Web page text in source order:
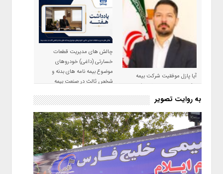
آیا پازل موفقیت شرکت بیمه
حکمت صبا در سال ۱۴۰۵ کامل می
شود؟!
چالش های مدیریت قطعات
خسارتی (داغی) خودروهای
موضوع بیمه نامه های بدنه و
شخص ثالث در صنعت بیمه
به روایت تصویر